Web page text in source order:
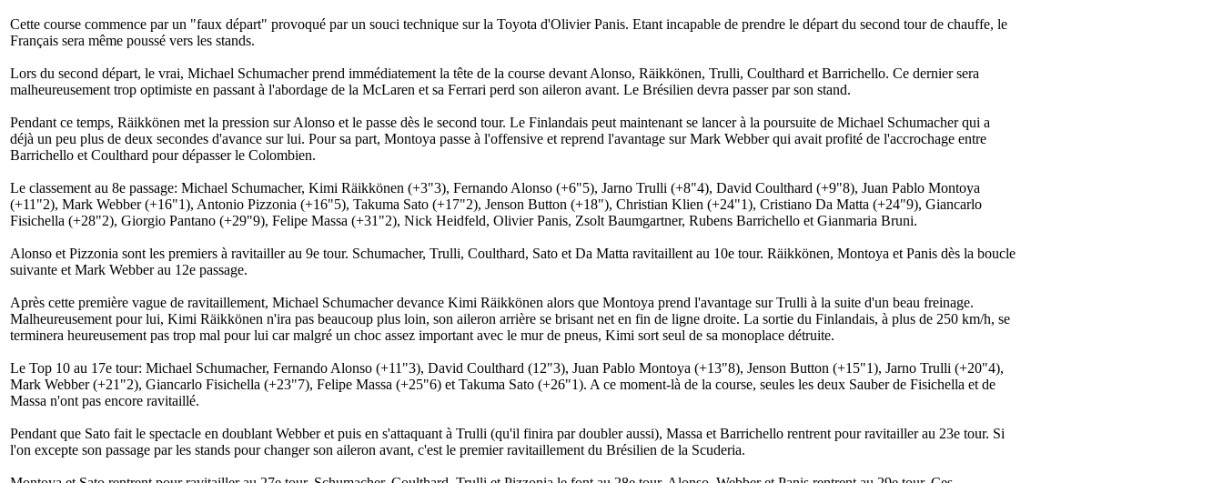
Cette course commence par un "faux départ" provoqué par un souci technique sur la Toyota d'Olivier Panis. Etant incapable de prendre le départ du second tour de chauffe, le
Français sera même poussé vers les stands.
Lors du second départ, le vrai, Michael Schumacher prend immédiatement la tête de la course devant Alonso, Räikkönen, Trulli, Coulthard et Barrichello. Ce dernier sera
malheureusement trop optimiste en passant à l'abordage de la McLaren et sa Ferrari perd son aileron avant. Le Brésilien devra passer par son stand.
Pendant ce temps, Räikkönen met la pression sur Alonso et le passe dès le second tour. Le Finlandais peut maintenant se lancer à la poursuite de Michael Schumacher qui a
déjà un peu plus de deux secondes d'avance sur lui. Pour sa part, Montoya passe à l'offensive et reprend l'avantage sur Mark Webber qui avait profité de l'accrochage entre
Barrichello et Coulthard pour dépasser le Colombien.
Le classement au 8e passage: Michael Schumacher, Kimi Räikkönen (+3"3), Fernando Alonso (+6"5), Jarno Trulli (+8"4), David Coulthard (+9"8), Juan Pablo Montoya
(+11"2), Mark Webber (+16"1), Antonio Pizzonia (+16"5), Takuma Sato (+17"2), Jenson Button (+18"), Christian Klien (+24"1), Cristiano Da Matta (+24"9), Giancarlo
Fisichella (+28"2), Giorgio Pantano (+29"9), Felipe Massa (+31"2), Nick Heidfeld, Olivier Panis, Zsolt Baumgartner, Rubens Barrichello et Gianmaria Bruni.
Alonso et Pizzonia sont les premiers à ravitailler au 9e tour. Schumacher, Trulli, Coulthard, Sato et Da Matta ravitaillent au 10e tour. Räikkönen, Montoya et Panis dès la boucle
suivante et Mark Webber au 12e passage.
Après cette première vague de ravitaillement, Michael Schumacher devance Kimi Räikkönen alors que Montoya prend l'avantage sur Trulli à la suite d'un beau freinage.
Malheureusement pour lui, Kimi Räikkönen n'ira pas beaucoup plus loin, son aileron arrière se brisant net en fin de ligne droite. La sortie du Finlandais, à plus de 250 km/h, se
terminera heureusement pas trop mal pour lui car malgré un choc assez important avec le mur de pneus, Kimi sort seul de sa monoplace détruite.
Le Top 10 au 17e tour: Michael Schumacher, Fernando Alonso (+11"3), David Coulthard (12"3), Juan Pablo Montoya (+13"8), Jenson Button (+15"1), Jarno Trulli (+20"4),
Mark Webber (+21"2), Giancarlo Fisichella (+23"7), Felipe Massa (+25"6) et Takuma Sato (+26"1). A ce moment-là de la course, seules les deux Sauber de Fisichella et de
Massa n'ont pas encore ravitaillé.
Pendant que Sato fait le spectacle en doublant Webber et puis en s'attaquant à Trulli (qu'il finira par doubler aussi), Massa et Barrichello rentrent pour ravitailler au 23e tour. Si
l'on excepte son passage par les stands pour changer son aileron avant, c'est le premier ravitaillement du Brésilien de la Scuderia.